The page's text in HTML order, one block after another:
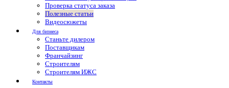
Проверка статуса заказа
Полезные статьи
Видеосюжеты
Для бизнеса
Станьте дилером
Поставщикам
Франчайзинг
Строителям
Строителям ИЖС
Контакты